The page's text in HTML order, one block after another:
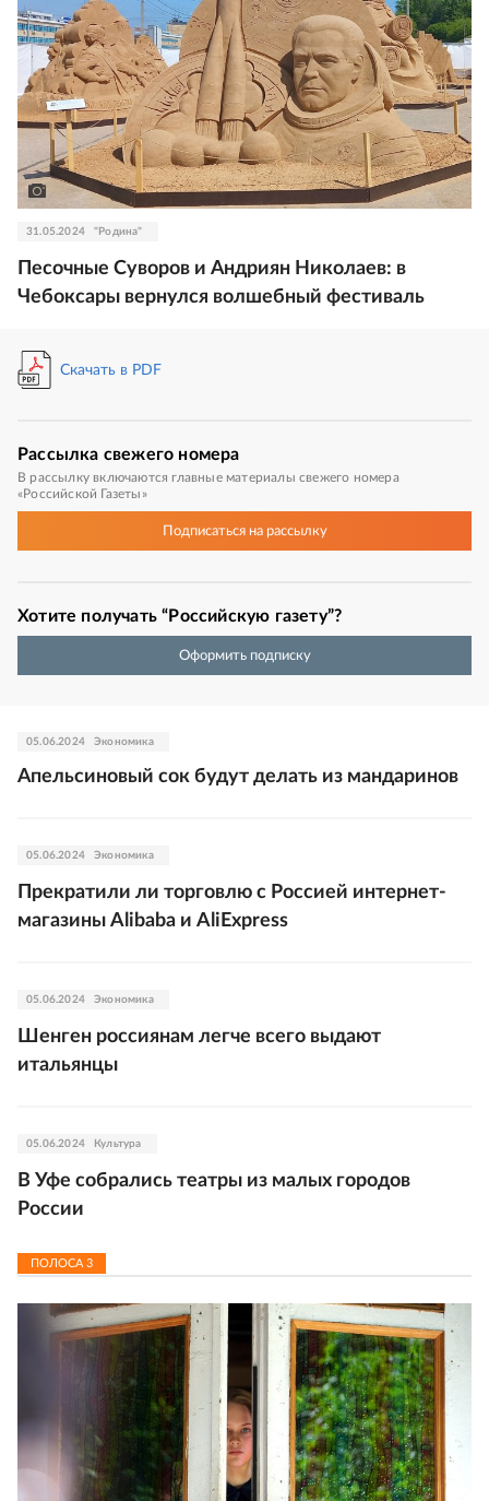
31.05.2024 "Родина"
Песочные Суворов и Андриян Николаев: в
Чебоксары вернулся волшебный фестиваль
Скачать в PDF
Рассылка свежего номера
В рассылку включаются главные материалы свежего номера
«Российской Газеты»
Подписатьсяна рассылку
Хотите получать “Российскую газету”?
Оформить подписку
05.06.2024 Экономика
Апельсиновый сок будут делать из мандаринов
05.06.2024 Экономика
Прекратили ли торговлю с Россией интернет-
магазины Alibaba и AliExpress
05.06.2024 Экономика
Шенген россиянам легче всего выдают
итальянцы
05.06.2024 Культура
В Уфе собрались театры из малых городов
России
ПОЛОСА3